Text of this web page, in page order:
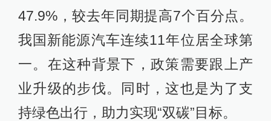
47.9%，较去年同期提高7个百分点。
我国新能源汽车连续11年位居全球第
一。在这种背景下，政策需要跟上产
业升级的步伐。同时，这也是为了支
持绿色出行，助力实现“双碳”目标。